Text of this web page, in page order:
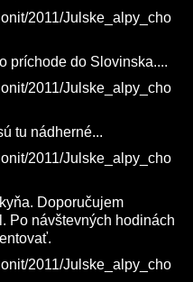
príchode do Slovinska....
tu nádherné...
Doporučujem
Po návštevných hodinách